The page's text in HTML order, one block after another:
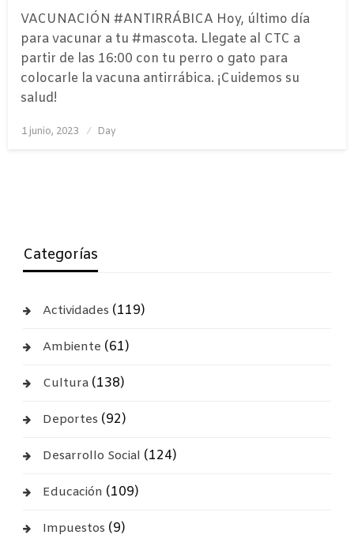
VACUNACIÓN #ANTIRRÁBICA Hoy, último día
para vacunar a tu #mascota. Llegate al CTC a
partir de las 16:00 con tu perro o gato para
colocarle la vacuna antirrábica. ¡Cuidemos su
salud!
Publicado
1 junio, 2023 Day
Categorías
Actividades (119)
Ambiente (61)
Cultura(138)
Deportes (92)
Desarrollo Social (124)
Educación (109)
Impuestos (9)